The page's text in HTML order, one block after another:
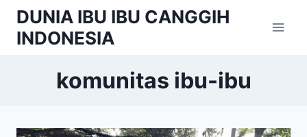
Skip
content
DUNIA IBU IBU CANGGIH
INDONESIA
komunitas ibu-ibu